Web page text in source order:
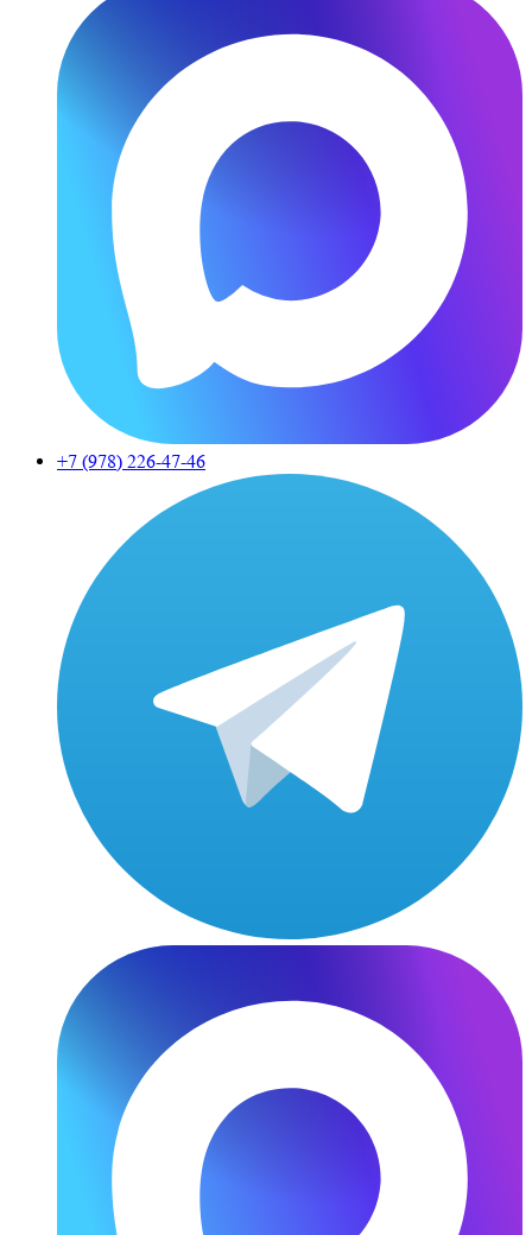
+7 (978) 226-47-46